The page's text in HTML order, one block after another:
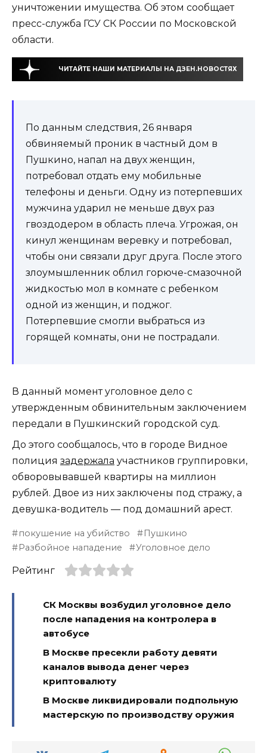
уничтожении имущества. Об этом сообщает
пресс-служба ГСУ СК России по Московской
области.
ЧИТАЙТЕ НАШИ МАТЕРИАЛЫ НА ДЗЕН.НОВОСТЯХ
По данным следствия, 26 января
обвиняемый проник в частный дом в
Пушкино, напал на двух женщин,
потребовал отдать ему мобильные
телефоны и деньги. Одну из потерпевших
мужчина ударил не меньше двух раз
гвоздодером в область плеча. Угрожая, он
кинул женщинам веревку и потребовал,
чтобы они связали друг друга. После этого
злоумышленник облил горюче-смазочной
жидкостью мол в комнате с ребенком
одной из женщин, и поджог.
Потерпевшие смогли выбраться из
горящей комнаты, они не пострадали.
В данный момент уголовное дело с
утвержденным обвинительным заключением
передали в Пушкинский городской суд.
До этого сообщалось, что в городе Видное
полиция задержала участников группировки,
обворовывавшей квартиры на миллион
рублей. Двое из них заключены под стражу, а
девушка-водитель — под домашний арест.
покушение на убийство
Пушкино
Разбойное нападение
Уголовное дело
Рейтинг
СК Москвы возбудил уголовное дело
после нападения на контролера в
автобусе
В Москве пресекли работу девяти
каналов вывода денег через
криптовалюту
В Москве ликвидировали подпольную
мастерскую по производству оружия